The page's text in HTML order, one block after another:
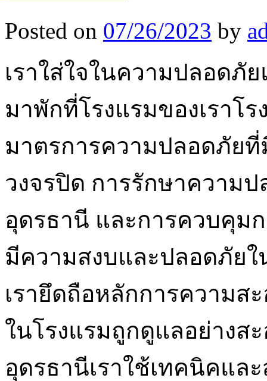
Posted on 07/26/2023 by
เราใส่ใจในความปลอดภั
มาพักที่โรงแรมของเราโ
มาตรการความปลอดภัยที่
วงจรปิด การรักษาความ
อุดรธานี และการควบคุม
มีความสงบและปลอดภัยใ
เรายึดถือหลักการความส
ในโรงแรมถูกดูแลอย่างส
อุดรธานีเราใช้เทคนิคแ